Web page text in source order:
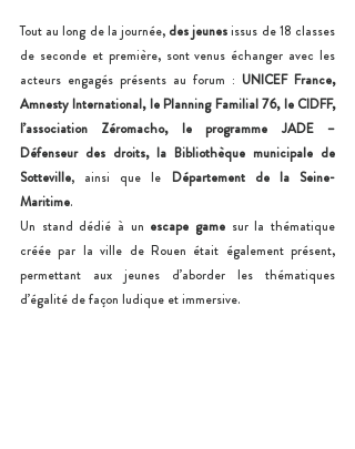
Tout au long de la journée, des jeunes issus de 18 classes
de seconde et première, sont venus échanger avec les
acteurs engagés présents au forum : UNICEF France,
Amnesty International, le Planning Familial 76, le CIDFF,
l’association Zéromacho, le programme JADE –
Défenseur des droits, la Bibliothèque municipale de
Sotteville, ainsi que le Département de la Seine-
Maritime.
Un stand dédié à un escape game sur la thématique
créée par la ville de Rouen était également présent,
permettant aux jeunes d’aborder les thématiques
d’égalité de façon ludique et immersive.